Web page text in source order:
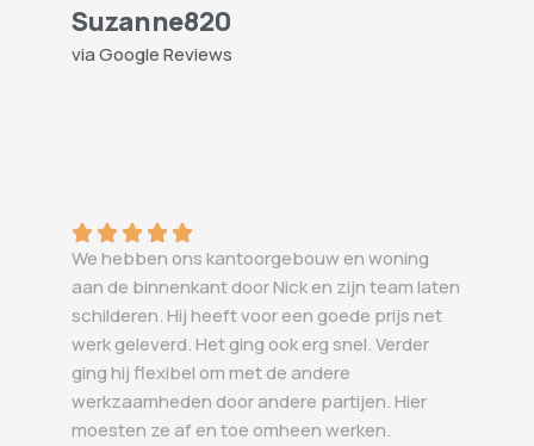
Suzanne820
via Google Reviews
We hebben ons kantoorgebouw en woning
aan de binnenkant door Nick en zijn team laten
schilderen. Hij heeft voor een goede prijs net
werk geleverd. Het ging ook erg snel. Verder
ging hij flexibel om met de andere
werkzaamheden door andere partijen. Hier
moesten ze af en toe omheen werken.